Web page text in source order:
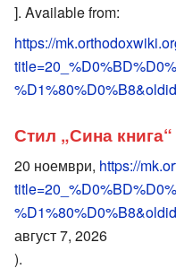
]. Available from:
https://
Стил „Сина книга“
20 ноември, https://
август 7, 2026
).